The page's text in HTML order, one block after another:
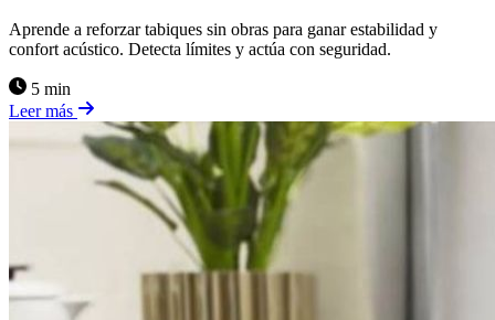
Aprende a reforzar tabiques sin obras para ganar estabilidad y
confort acústico. Detecta límites y actúa con seguridad.
5 min
Leer más